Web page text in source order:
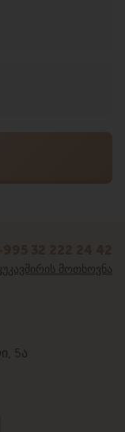
ᲛᲝᲗᲮᲝᲕᲜᲐ
5ა